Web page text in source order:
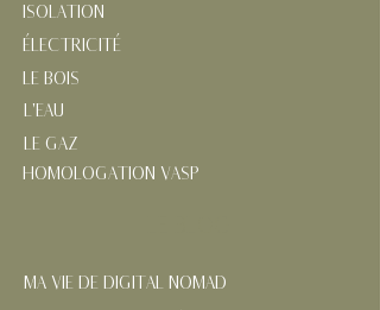
ISOLATION
ÉLECTRICITÉ
LE BOIS
L'EAU
LE GAZ
HOMOLOGATION VASP
MA VIE DE DIGITAL NOMAD